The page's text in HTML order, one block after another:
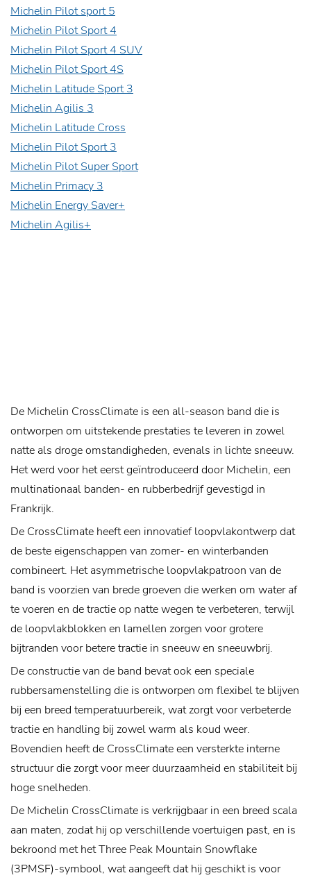
Michelin Pilot sport 5
Michelin Pilot Sport 4
Michelin Pilot Sport 4 SUV
Michelin Pilot Sport 4S
Michelin Latitude Sport 3
Michelin Agilis 3
Michelin Latitude Cross
Michelin Pilot Sport 3
Michelin Pilot Super Sport
Michelin Primacy 3
Michelin Energy Saver+
Michelin Agilis+
De Michelin CrossClimate is een all-season band die is
ontworpen om uitstekende prestaties te leveren in zowel
natte als droge omstandigheden, evenals in lichte sneeuw.
Het werd voor het eerst geïntroduceerd door Michelin, een
multinationaal banden- en rubberbedrijf gevestigd in
Frankrijk.
De CrossClimate heeft een innovatief loopvlakontwerp dat
de beste eigenschappen van zomer- en winterbanden
combineert. Het asymmetrische loopvlakpatroon van de
band is voorzien van brede groeven die werken om water af
te voeren en de tractie op natte wegen te verbeteren, terwijl
de loopvlakblokken en lamellen zorgen voor grotere
bijtranden voor betere tractie in sneeuw en sneeuwbrij.
De constructie van de band bevat ook een speciale
rubbersamenstelling die is ontworpen om flexibel te blijven
bij een breed temperatuurbereik, wat zorgt voor verbeterde
tractie en handling bij zowel warm als koud weer.
Bovendien heeft de CrossClimate een versterkte interne
structuur die zorgt voor meer duurzaamheid en stabiliteit bij
hoge snelheden.
De Michelin CrossClimate is verkrijgbaar in een breed scala
aan maten, zodat hij op verschillende voertuigen past, en is
bekroond met het Three Peak Mountain Snowflake
(3PMSF)-symbool, wat aangeeft dat hij geschikt is voor